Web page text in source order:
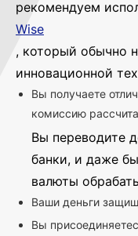
рекомендуем
Wise
, который обычно
инновационной
Вы получаете
комиссию
Вы переводите
банки, и даже
валюты
Ваши деньги
Вы